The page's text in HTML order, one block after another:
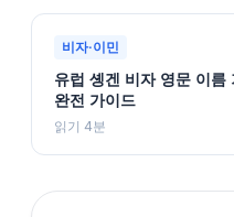
비자·이민
유럽 솅겐 비자 영문 이름
완전 가이드
읽기 4분